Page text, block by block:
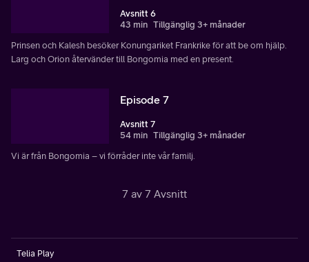
Avsnitt 6
43 min Tillgänglig 3+ månader
Prinsen och Kalesh besöker Konungariket Frankrike för att be om hjälp.
Larg och Orion återvänder till Bongomia med en present.
Episode 7
Avsnitt 7
54 min Tillgänglig 3+ månader
Vi är från Bongomia – vi förråder inte vår familj.
7 av 7 Avsnitt
Telia Play